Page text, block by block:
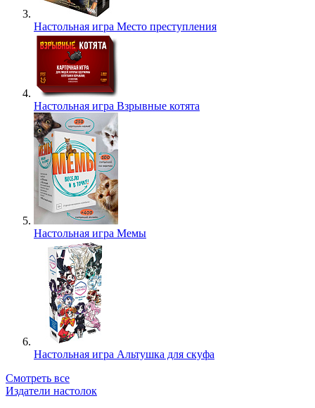
Настольная игра Место преступления
Настольная игра Взрывные котята
Настольная игра Мемы
Настольная игра Альтушка для скуфа
Смотреть все
Издатели настолок